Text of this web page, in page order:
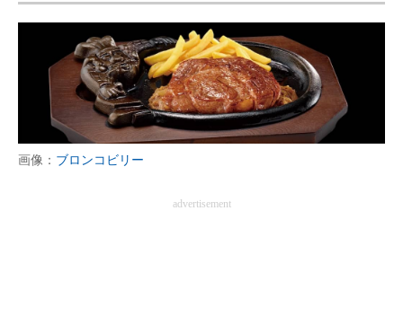
画像： ブロンコビリー
advertisement